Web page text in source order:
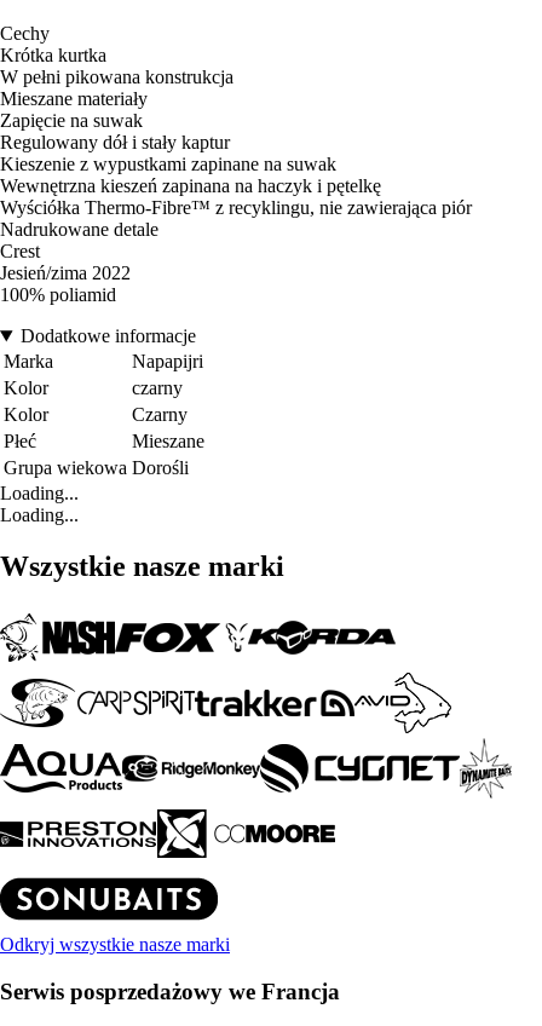
Cechy
Krótka kurtka
W pełni pikowana konstrukcja
Mieszane materiały
Zapięcie na suwak
Regulowany dół i stały kaptur
Kieszenie z wypustkami zapinane na suwak
Wewnętrzna kieszeń zapinana na haczyk i pętelkę
Wyściółka Thermo-Fibre™ z recyklingu, nie zawierająca piór
Nadrukowane detale
Crest
Jesień/zima 2022
100% poliamid
Dodatkowe informacje
Marka
Napapijri
Kolor
czarny
Kolor
Czarny
Płeć
Mieszane
Grupa wiekowa Dorośli
Loading...
Loading...
Wszystkie nasze marki
Odkryj wszystkie nasze marki
Serwis posprzedażowy we Francja